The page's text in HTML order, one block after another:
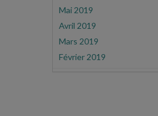
Mai 2019
Avril 2019
Mars 2019
Février 2019